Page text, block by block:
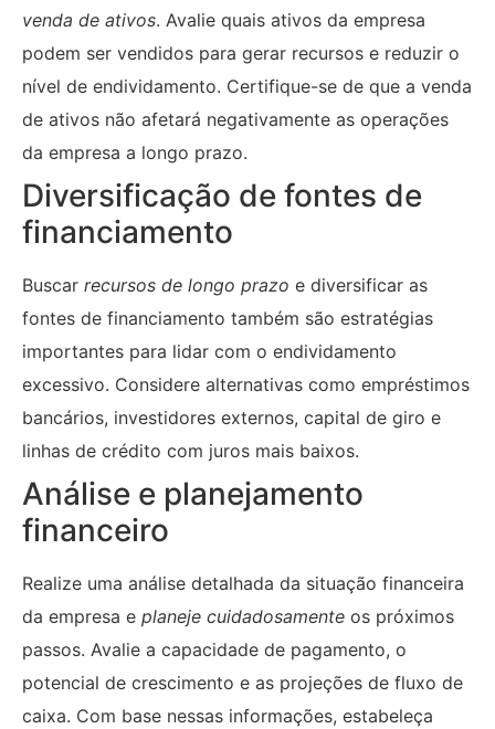
venda de ativos. Avalie quais ativos da empresa
podem ser vendidos para gerar recursos e reduzir o
nível de endividamento. Certifique-se de que a venda
de ativos não afetará negativamente as operações
da empresa a longo prazo.
Diversificação de fontes de
financiamento
Buscar recursos de longo prazo e diversificar as
fontes de financiamento também são estratégias
importantes para lidar com o endividamento
excessivo. Considere alternativas como empréstimos
bancários, investidores externos, capital de giro e
linhas de crédito com juros mais baixos.
Análise e planejamento
financeiro
Realize uma análise detalhada da situação financeira
da empresa e planeje cuidadosamente os próximos
passos. Avalie a capacidade de pagamento, o
potencial de crescimento e as projeções de fluxo de
caixa. Com base nessas informações, estabeleça